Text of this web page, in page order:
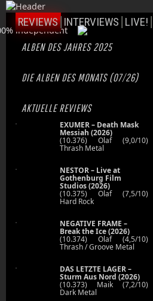
REVIEWS INTERVIEWS LIVE!
ALBEN DES JAHRES 2025
DIE ALBEN DES MONATS (07/26)
AKTUELLE REVIEWS
EXUMER – Death Mask
Messiah (2026)
(10.376) Olaf (9,0/10)
Thrash Metal
NESTOR – Live at
Gothenburg Film
Studios (2026)
(10.375) Olaf (7,5/10)
Hard Rock
NEGATIVE FRAME –
Break the Ice (2026)
(10.374) Olaf (4,5/10)
Thrash / Groove Metal
DAS LETZTE LAGER –
Sturm Aus Nord (2026)
(10.373) Maik (7,2/10)
Dark Metal